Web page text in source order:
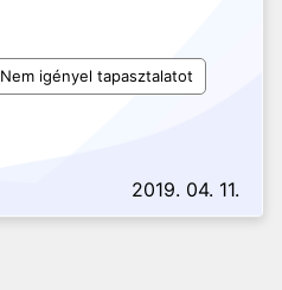
Nem igényel tapasztalatot
2019. 04. 11.